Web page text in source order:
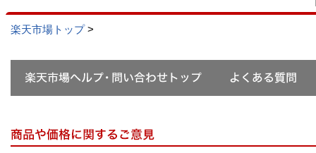
楽天市場トップ>